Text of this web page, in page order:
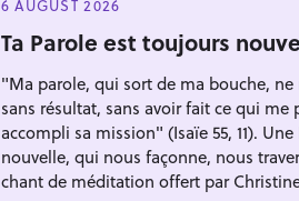
O
R
E
6 AUGUST 2026
Ta Parole est toujours
"Ma parole, qui sort de ma bouche, ne
sans résultat, sans avoir fait ce qui me
accompli sa mission" (Isaïe 55, 11).
nouvelle, qui nous façonne, nous
chant de méditation offert par